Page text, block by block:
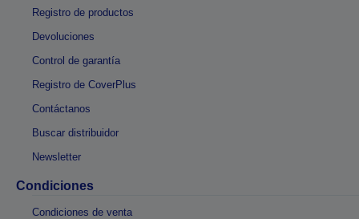
Registro de productos
Devoluciones
Control de garantía
Registro de CoverPlus
Contáctanos
Buscar distribuidor
Newsletter
Condiciones
Condiciones de venta